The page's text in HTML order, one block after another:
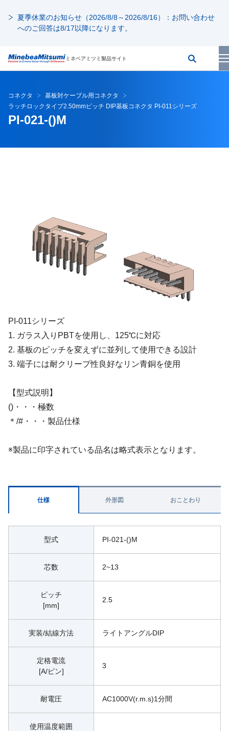
夏季休業のお知らせ（2026/8/8～2026/8/16）：お問い合わせ
へのご回答は8/17以降になります。
ミネベアミツミ製品サイト
コネクタ
基板対ケーブル用コネクタ
ラッチロックタイプ2.50mmピッチ DIP基板コネクタ PI-011シリーズ
PI-021-()M
PI-011シリーズ
1. ガラス入りPBTを使用し、125℃に対応
2. 基板のピッチを変えずに並列して使用できる設計
3. 端子には耐クリープ性良好なリン青銅を使用
【型式説明】
()・・・極数
＊/#・・・製品仕様
※製品に印字されている品名は略式表示となります。
仕様
型式 PI-021-()M
芯数 2~13
ピッチ
[mm]
2.5
実装/結線方法 ライトアングルDIP
定格電流
[A/ピン]
3
耐電圧 AC1000V(r.m.s)1分間
使用温度範囲
外形図 おことわり